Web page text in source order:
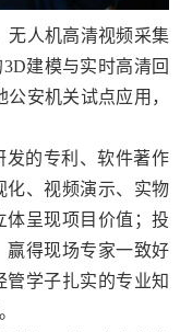
无人机高清视频采集
3D建模与实时高清回
安机关试点应用，
发的专利、软件著作
化、视频演示、实物
体呈现项目价值；投
赢得现场专家一致好
学子扎实的专业知